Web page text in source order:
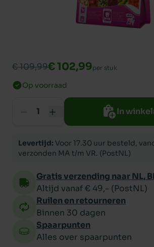
€ 109,99€ 102,99per stuk
Op voorraad
In
Levertijd: Voor 17.30 uur besteld,
verzonden MA t/m VR. (PostNL)
Gratis verzending naar NL,
Altijd vanaf € 49,- (PostNL)
Ruilen en retourneren
Binnen 30 dagen
Spaarpunten
Alles over spaarpunten